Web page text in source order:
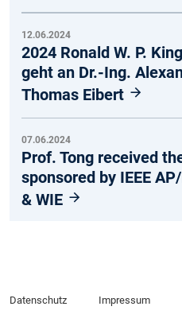
12.06.2024
2024 Ronald W. P.
geht an Dr.-Ing.
Thomas Eibert
07.06.2024
Prof. Tong received
sponsored by IEEE
& WIE
Datenschutz Impressum